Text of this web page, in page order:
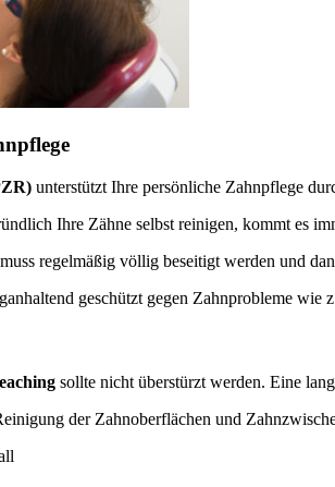
unterstützt Ihre persönliche Zahnpflege
Ihre Zähne selbst reinigen, kommt es
regelmäßig völlig beseitigt werden und
geschützt gegen Zahnprobleme wie
sollte nicht überstürzt werden. Eine
der Zahnoberflächen und